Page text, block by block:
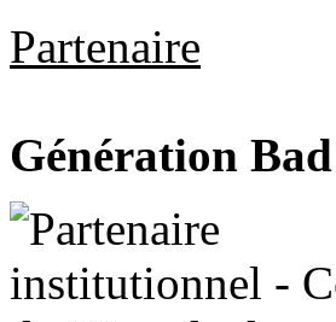
Partenaire
Génération Bad